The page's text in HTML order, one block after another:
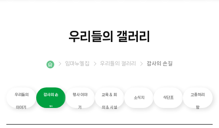
우리들의 갤러리
임마누엘집 우리들의 갤러리 감사의 손길
우리들의
이야기
감사의 손
길
행사 이야
기
교육 & 회
의 & 시설
소식지 식단표
고충처리
함